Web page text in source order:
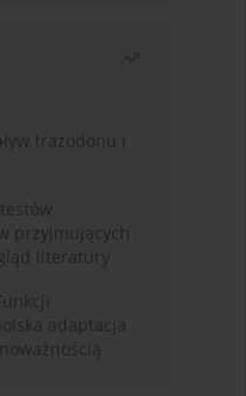
trazodonu i
przyjmujących
literatury
adaptacja